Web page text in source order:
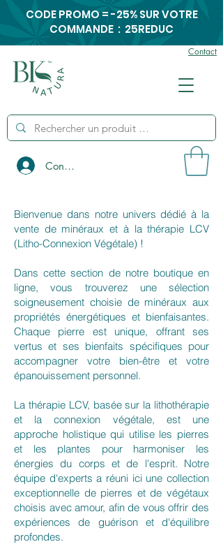
Contact
Connexion
CODE PROMO = -25% SUR VOTRE
COMMANDE : 25REDUC
Bienvenue dans notre univers dédié à la
vente de minéraux et à la thérapie LCV
(Litho-Connexion Végétale) !
Dans cette section de notre boutique en
ligne, vous trouverez une sélection
soigneusement choisie de minéraux aux
propriétés énergétiques et bienfaisantes.
Chaque pierre est unique, offrant ses
vertus et ses bienfaits spécifiques pour
accompagner votre bien-être et votre
épanouissement personnel.
La thérapie LCV, basée sur la lithothérapie
et la connexion végétale, est une
approche holistique qui utilise les pierres
et les plantes pour harmoniser les
énergies du corps et de l'esprit. Notre
équipe d'experts a réuni ici une collection
exceptionnelle de pierres et de végétaux
choisis avec amour, afin de vous offrir des
expériences de guérison et d'équilibre
profondes.